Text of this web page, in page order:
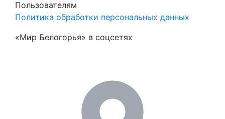
Пользователям
Политика обработки персональных данных
«Мир Белогорья» в соцсетях